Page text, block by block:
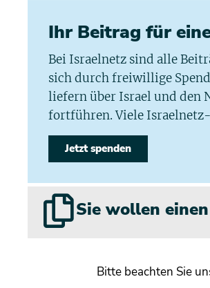
Ihr Beitrag für
Bei Israelnetz sind alle
sich durch freiwillige
liefern über Israel und den
fortführen. Viele
Jetzt spenden
Sie wollen
Bitte beachten Sie